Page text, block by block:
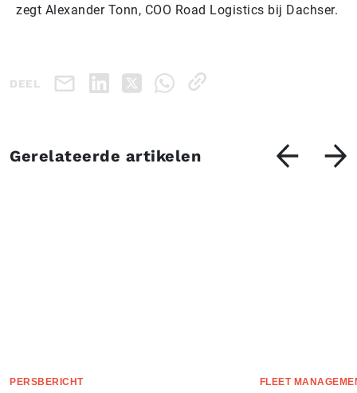
zegt Alexander Tonn, COO Road Logistics bij Dachser.
DEEL
Gerelateerde artikelen
PERSBERICHT FLEET